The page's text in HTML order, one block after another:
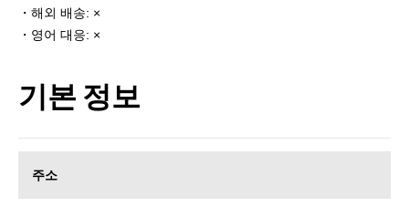
・해외 배송: ×
・영어 대응: ×
기본 정보
주소